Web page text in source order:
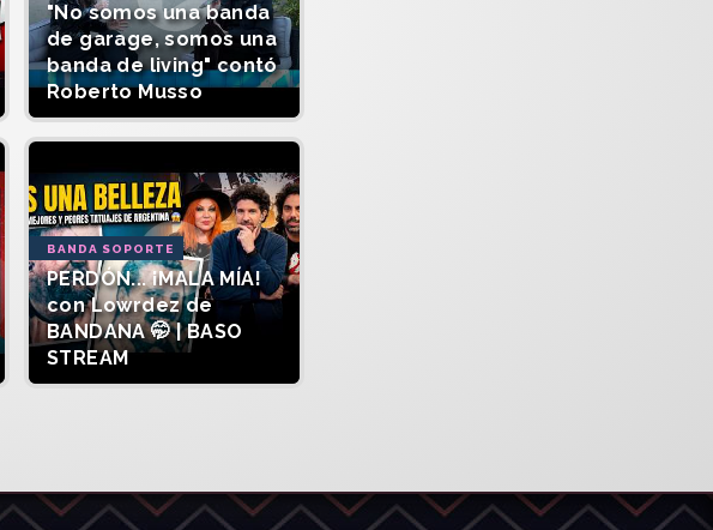
"No somos una banda
de garage, somos una
banda de living" contó
Roberto Musso
BANDA SOPORTE
PERDÓN... ¡MALA MÍA!
con Lowrdez de
BANDANA 🤭 | BASO
STREAM